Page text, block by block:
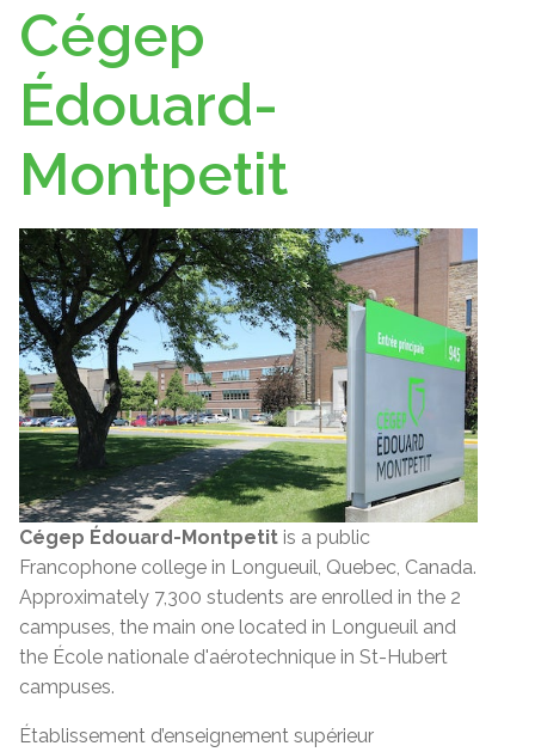
Cégep
Édouard-
Montpetit
Cégep Édouard-Montpetit is a public
Francophone college in Longueuil, Quebec, Canada.
Approximately 7,300 students are enrolled in the 2
campuses, the main one located in Longueuil and
the École nationale d'aérotechnique in St-Hubert
campuses.
Établissement d’enseignement supérieur